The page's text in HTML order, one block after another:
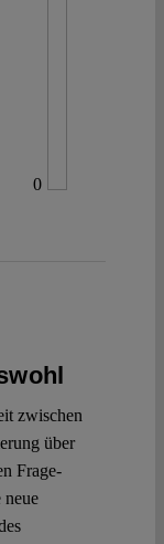
0
zwischen
über
Frage-
neue